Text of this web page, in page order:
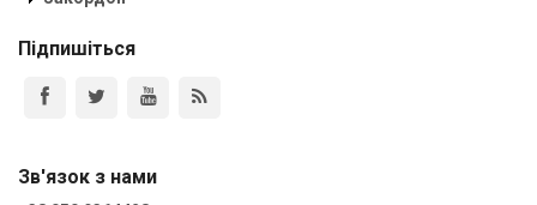
Підпишіться
Зв'язок з нами